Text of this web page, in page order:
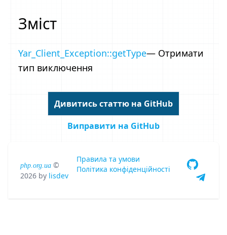
Зміст
Yar_Client_Exception::getType— Отримати
тип виключення
Дивитись статтю на GitHub
Виправити на GitHub
php.org.ua ©
2026 by lisdev
Правила та умови
Політика конфіденційності